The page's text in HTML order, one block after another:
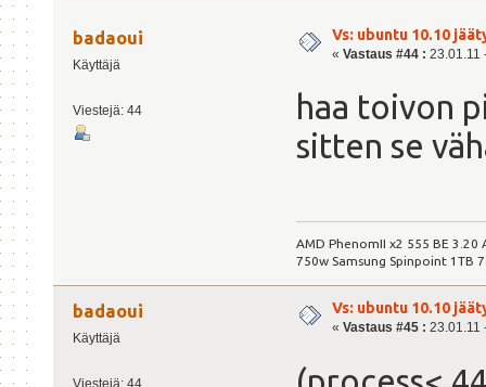
badaoui
Käyttäjä
Viestejä: 44
Vs: ubuntu 10.10
« Vastaus #44 : 23.01.11
haa toivon
sitten se
AMD PhenomII x2 555 BE 3.20
750w Samsung Spinpoint 1TB
badaoui
Käyttäjä
Viestejä: 44
Vs: ubuntu 10.10
« Vastaus #45 : 23.01.11